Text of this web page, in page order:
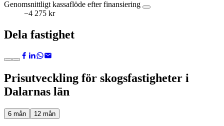
Genomsnittligt kassaflöde efter finansiering
−4 275 kr
Dela fastighet
Prisutveckling för skogsfastigheter i
Dalarnas län
6 mån 12 mån